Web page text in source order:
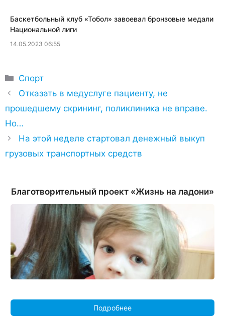
Баскетбольный клуб «Тобол» завоевал бронзовые медали
Национальной лиги
14.05.2023 06:55
Рубрики
Спорт
Отказать в медуслуге пациенту, не
прошедшему скрининг, поликлиника не вправе.
Но…
На этой неделе стартовал денежный выкуп
грузовых транспортных средств
Благотворительный проект «Жизнь на ладони»
Подробнее